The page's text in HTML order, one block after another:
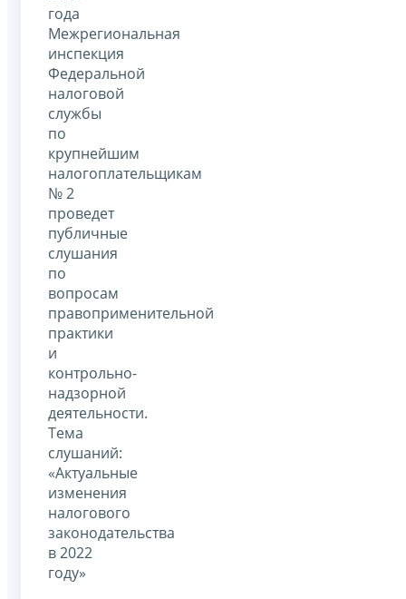
года
Межрегиональная
инспекция
Федеральной
налоговой
службы
по
крупнейшим
налогоплательщикам
№ 2
проведет
публичные
слушания
по
вопросам
правоприменительной
практики
и
контрольно-
надзорной
деятельности.
Тема
слушаний:
«Актуальные
изменения
налогового
законодательства
в 2022
году»